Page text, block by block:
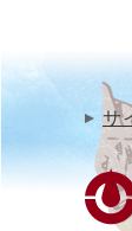
サ